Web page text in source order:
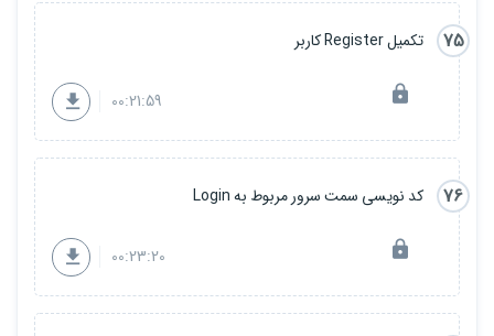
75 تکمیل Register کاربر
00:21:59
76 کد نویسی سمت سرور مربوط به Login
00:23:20